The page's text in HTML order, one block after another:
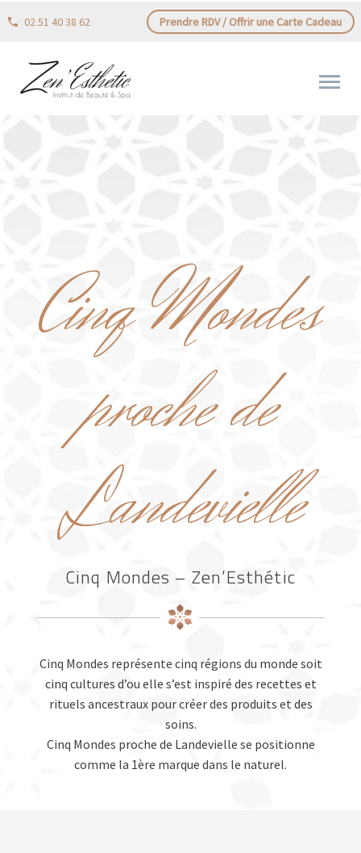
02 51 40 38 62 Prendre RDV / Offrir une Carte Cadeau
Cinq Mondes
proche de
Landevielle
Cinq Mondes – Zen’Esthétic
Cinq Mondes représente cinq régions du monde soit
cinq cultures d’ou elle s’est inspiré des recettes et
rituels ancestraux pour créer des produits et des
soins.
Cinq Mondes proche de Landevielle se positionne
comme la 1ère marque dans le naturel.